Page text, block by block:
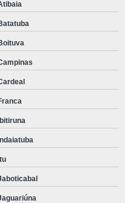
Ibitiruna
Indaiatuba
Itu